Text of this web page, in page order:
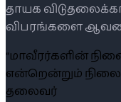
தாயக
விபரங்களை
“மாவீரர்களின்
என்றென்றும்
தலைவர்